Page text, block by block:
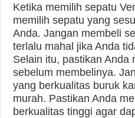
Ketika memilih sepatu
memilih sepatu yang
Anda. Jangan membeli
terlalu mahal jika Anda
Selain itu, pastikan Anda
sebelum membelinya.
yang berkualitas buruk
murah. Pastikan Anda
berkualitas tinggi agar